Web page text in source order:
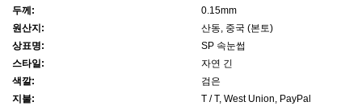
두께:
0.15mm
원산지:
산동, 중국 (본토)
상표명:
SP 속눈썹
스타일:
자연 긴
색깔:
검은
지불:
T / T, West Union, PayPal